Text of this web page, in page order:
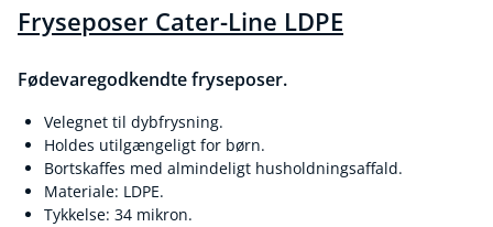
Fryseposer Cater-Line LDPE
Fødevaregodkendte fryseposer.
Velegnet til dybfrysning.
Holdes utilgængeligt for børn.
Bortskaffes med almindeligt husholdningsaffald.
Materiale: LDPE.
Tykkelse: 34 mikron.